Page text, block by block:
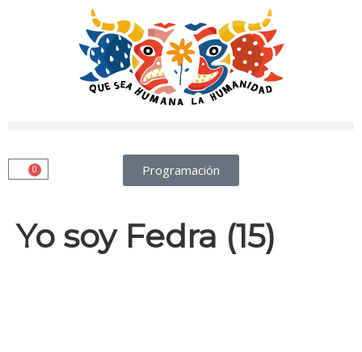
Programación
0
Yo soy Fedra (15)